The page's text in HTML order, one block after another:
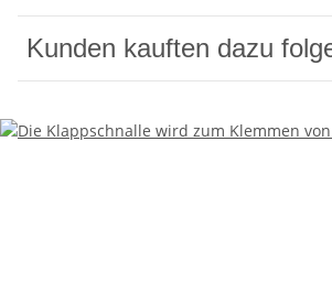
Kunden kauften dazu